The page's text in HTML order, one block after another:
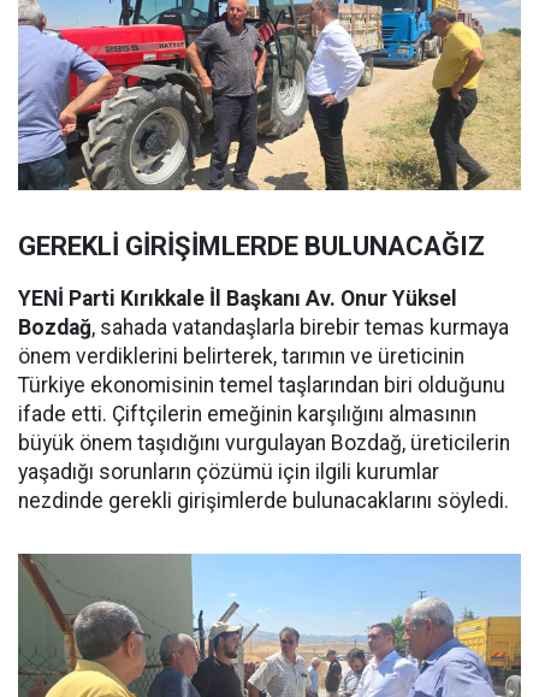
GEREKLİ GİRİŞİMLERDE BULUNACAĞIZ
YENİ Parti Kırıkkale İl Başkanı Av. Onur Yüksel
Bozdağ, sahada vatandaşlarla birebir temas kurmaya
önem verdiklerini belirterek, tarımın ve üreticinin
Türkiye ekonomisinin temel taşlarından biri olduğunu
ifade etti. Çiftçilerin emeğinin karşılığını almasının
büyük önem taşıdığını vurgulayan Bozdağ, üreticilerin
yaşadığı sorunların çözümü için ilgili kurumlar
nezdinde gerekli girişimlerde bulunacaklarını söyledi.